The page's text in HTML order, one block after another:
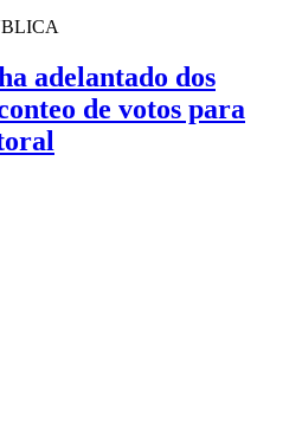
adelantado dos
de votos para